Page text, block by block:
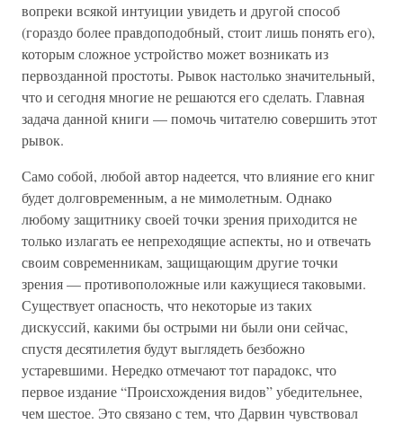
вопреки всякой интуиции увидеть и другой способ
(гораздо более правдоподобный, стоит лишь понять его),
которым сложное устройство может возникать из
первозданной простоты. Рывок настолько значительный,
что и сегодня многие не решаются его сделать. Главная
задача данной книги — помочь читателю совершить этот
рывок.
Само собой, любой автор надеется, что влияние его книг
будет долговременным, а не мимолетным. Однако
любому защитнику своей точки зрения приходится не
только излагать ее непреходящие аспекты, но и отвечать
своим современникам, защищающим другие точки
зрения — противоположные или кажущиеся таковыми.
Существует опасность, что некоторые из таких
дискуссий, какими бы острыми ни были они сейчас,
спустя десятилетия будут выглядеть безбожно
устаревшими. Нередко отмечают тот парадокс, что
первое издание “Происхождения видов” убедительнее,
чем шестое. Это связано с тем, что Дарвин чувствовал